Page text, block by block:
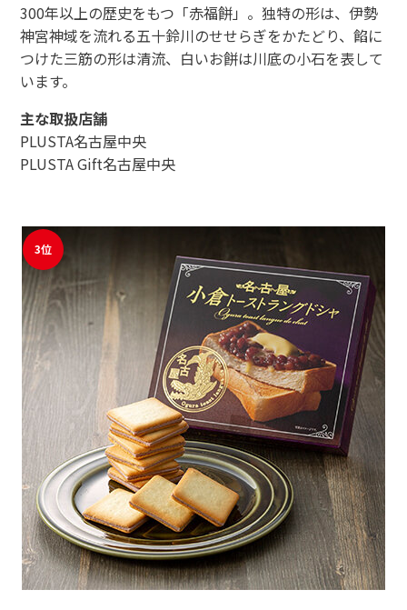
300年以上の歴史をもつ「赤福餅」。独特の形は、伊勢
神宮神域を流れる五十鈴川のせせらぎをかたどり、餡に
つけた三筋の形は清流、白いお餅は川底の小石を表して
います。
主な取扱店舗
PLUSTA名古屋中央
PLUSTA Gift名古屋中央
3位